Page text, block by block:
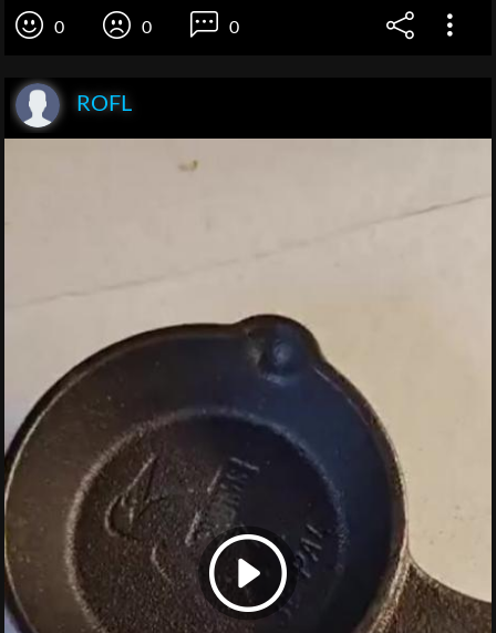
0 0 0
ROFL